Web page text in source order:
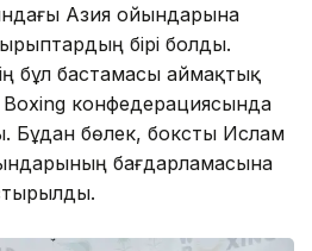
Азия ойындарына
бірі болды.
бұл бастамасы аймақтық
конфедерациясында
Бұдан бөлек, боксты Ислам
бағдарламасына